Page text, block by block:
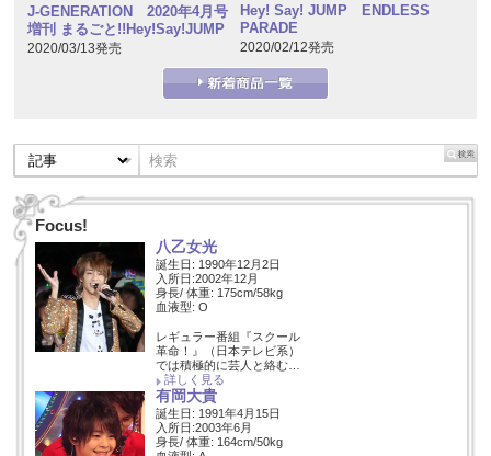
J-GENERATION 2020年4月号
増刊 まるごと!!Hey!Say!JUMP
2020/03/13発売
Hey! Say! JUMP ENDLESS
PARADE
2020/02/12発売
Focus!
八乙女光
誕生日: 1990年12月2日
入所日:2002年12月
身長/ 体重: 175cm/58kg
血液型: O
レギュラー番組『スクール
革命！』（日本テレビ系）
では積極的に芸人と絡む…
詳しく見る
有岡大貴
誕生日: 1991年4月15日
入所日:2003年6月
身長/ 体重: 164cm/50kg